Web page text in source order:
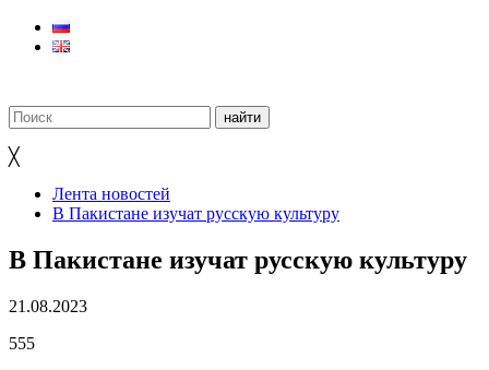
╳
Лента новостей
В Пакистане изучат русскую культуру
В Пакистане изучат русскую культуру
21.08.2023
555